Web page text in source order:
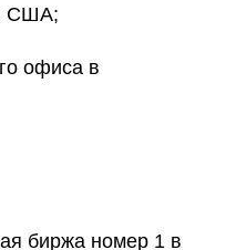
США;
офиса в
биржа номер 1 в